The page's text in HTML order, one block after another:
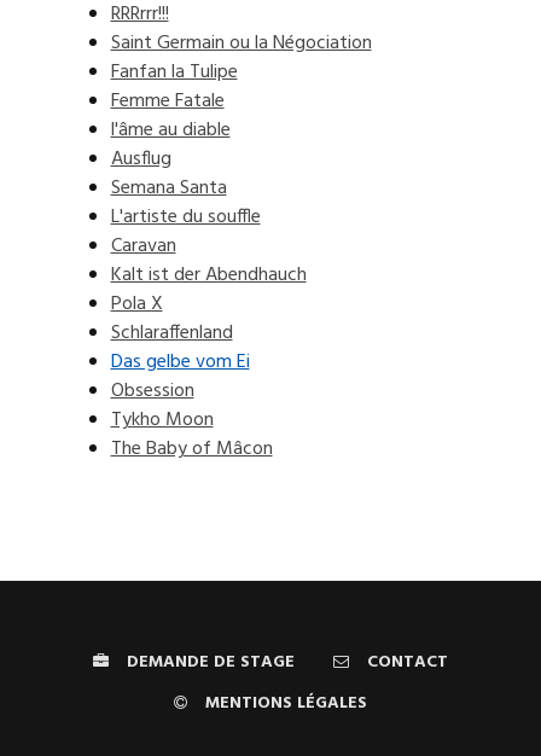
RRRrrr!!!
Saint Germain ou la Négociation
Fanfan la Tulipe
Femme Fatale
l'âme au diable
Ausflug
Semana Santa
L'artiste du souffle
Caravan
Kalt ist der Abendhauch
Pola X
Schlaraffenland
Das gelbe vom Ei
Obsession
Tykho Moon
The Baby of Mâcon
DEMANDE DE STAGE
CONTACT
MENTIONS LÉGALES